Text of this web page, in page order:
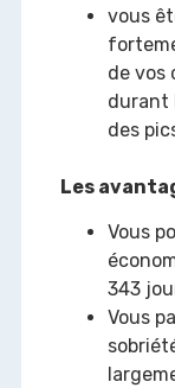
vous
de vos
durant
des
Les
Vous
343
Vous